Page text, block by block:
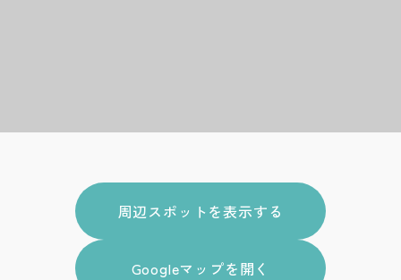
周辺スポットを表示する
Googleマップを開く